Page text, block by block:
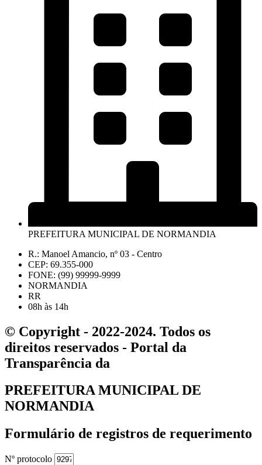
PREFEITURA MUNICIPAL DE NORMANDIA
R.: Manoel Amancio, nº 03 - Centro
CEP: 69.355-000
FONE: (99) 99999-9999
NORMANDIA
RR
08h às 14h
© Copyright - 2022-2024. Todos os
direitos reservados - Portal da
Transparência da
PREFEITURA MUNICIPAL DE
NORMANDIA
Formulário de registros de requerimento
Nº protocolo